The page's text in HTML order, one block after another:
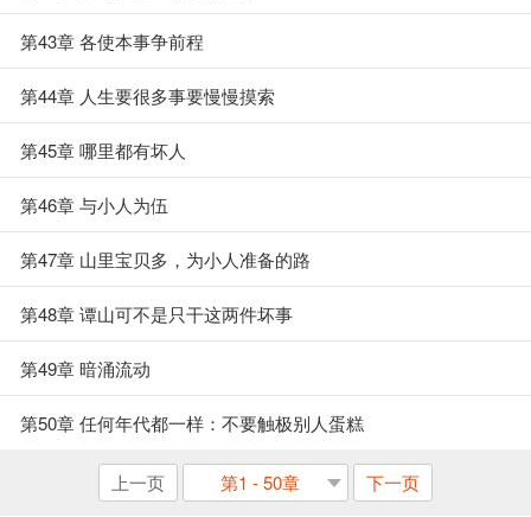
第43章 各使本事争前程
第44章 人生要很多事要慢慢摸索
第45章 哪里都有坏人
第46章 与小人为伍
第47章 山里宝贝多，为小人准备的路
第48章 谭山可不是只干这两件坏事
第49章 暗涌流动
第50章 任何年代都一样：不要触极别人蛋糕
上一页 第1 - 50章 下一页